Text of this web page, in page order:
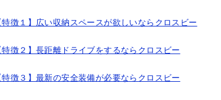
特徴１】広い収納スペースが欲しいならクロスビー
特徴２】長距離ドライブをするならクロスビー
特徴３】最新の安全装備が必要ならクロスビー